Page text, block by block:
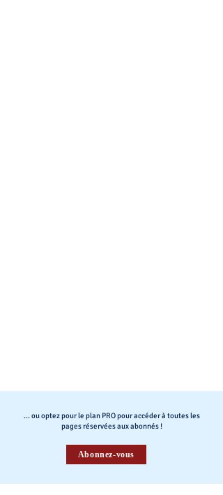
... ou optez pour le plan PRO pour accéder à toutes les
pages réservées aux abonnés !
Abonnez-vous